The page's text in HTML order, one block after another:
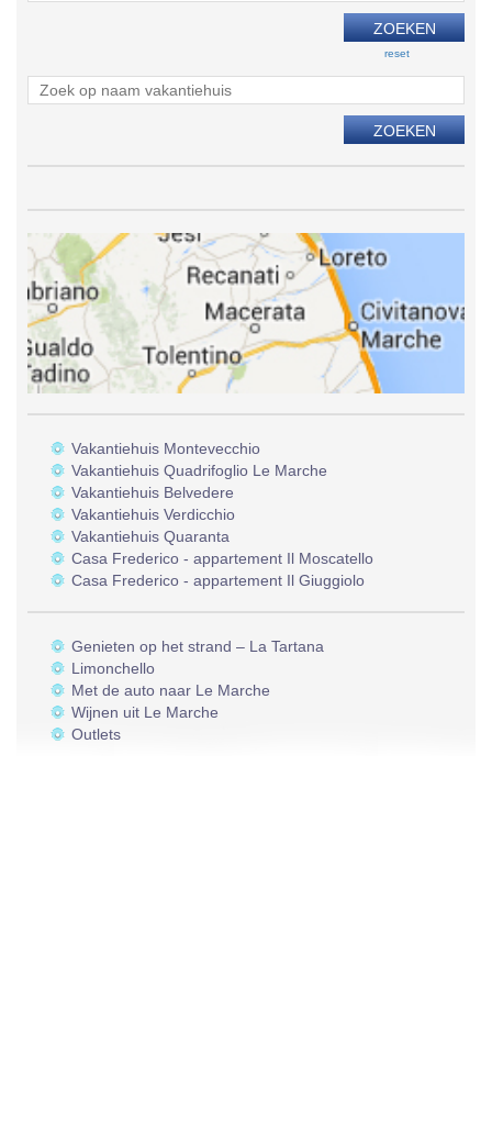
reset
Vakantiehuis Montevecchio
Vakantiehuis Quadrifoglio Le Marche
Vakantiehuis Belvedere
Vakantiehuis Verdicchio
Vakantiehuis Quaranta
Casa Frederico - appartement Il Moscatello
Casa Frederico - appartement Il Giuggiolo
Genieten op het strand – La Tartana
Limonchello
Met de auto naar Le Marche
Wijnen uit Le Marche
Outlets